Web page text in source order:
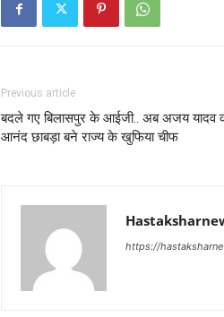
Previous article
बदले गए बिलासपुर के आईजी.. अब अजय यादव
आनंद छाबड़ा बने राज्य के खुफिया चीफ
https://